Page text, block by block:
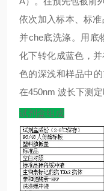
依次加入标本、标
并che底洗涤。用底
化下转化成蓝色，
色的深浅和样品中
在450nm 波长下测
试剂盒组成